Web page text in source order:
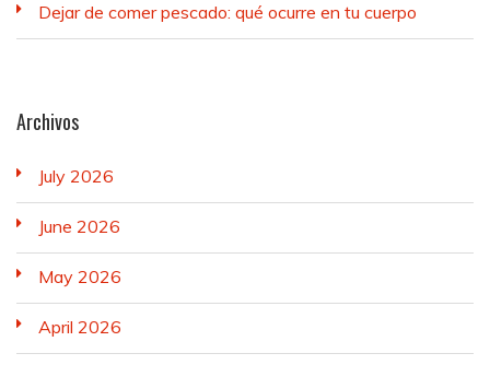
Dejar de comer pescado: qué ocurre en tu cuerpo
Archivos
July 2026
June 2026
May 2026
April 2026